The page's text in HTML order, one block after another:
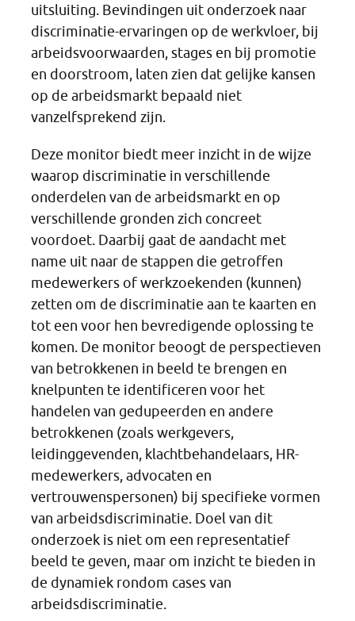
uitsluiting. Bevindingen uit onderzoek naar
discriminatie-ervaringen op de werkvloer, bij
arbeidsvoorwaarden, stages en bij promotie
en doorstroom, laten zien dat gelijke kansen
op de arbeidsmarkt bepaald niet
vanzelfsprekend zijn.
Deze monitor biedt meer inzicht in de wijze
waarop discriminatie in verschillende
onderdelen van de arbeidsmarkt en op
verschillende gronden zich concreet
voordoet. Daarbij gaat de aandacht met
name uit naar de stappen die getroffen
medewerkers of werkzoekenden (kunnen)
zetten om de discriminatie aan te kaarten en
tot een voor hen bevredigende oplossing te
komen. De monitor beoogt de perspectieven
van betrokkenen in beeld te brengen en
knelpunten te identificeren voor het
handelen van gedupeerden en andere
betrokkenen (zoals werkgevers,
leidinggevenden, klachtbehandelaars, HR-
medewerkers, advocaten en
vertrouwenspersonen) bij specifieke vormen
van arbeidsdiscriminatie. Doel van dit
onderzoek is niet om een representatief
beeld te geven, maar om inzicht te bieden in
de dynamiek rondom cases van
arbeidsdiscriminatie.